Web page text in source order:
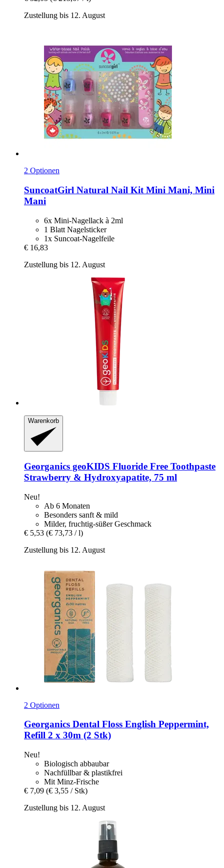
Zustellung bis 12. August
2 Optionen
SuncoatGirl Natural Nail Kit Mini Mani, Mini
Mani
6x Mini-Nagellack à 2ml
1 Blatt Nagelsticker
1x Suncoat-Nagelfeile
€ 16,83
Zustellung bis 12. August
Warenkorb
Georganics geoKIDS Fluoride Free Toothpaste
Strawberry & Hydroxyapatite, 75 ml
Neu!
Ab 6 Monaten
Besonders sanft & mild
Milder, fruchtig-süßer Geschmack
€ 5,53 (€ 73,73 / l)
Zustellung bis 12. August
2 Optionen
Georganics Dental Floss English Peppermint,
Refill 2 x 30m (2 Stk)
Neu!
Biologisch abbaubar
Nachfüllbar & plastikfrei
Mit Minz-Frische
€ 7,09 (€ 3,55 / Stk)
Zustellung bis 12. August